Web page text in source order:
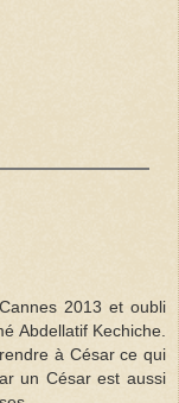
2013 et oubli
Abdellatif Kechiche.
à César ce qui
un César est aussi